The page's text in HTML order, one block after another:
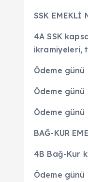
SSK EMEKLİ
4A SSK
ikramiyeleri,
Ödeme günü
Ödeme
Ödeme günü
BAĞ-KUR
4B Bağ-Kur
Ödeme günü